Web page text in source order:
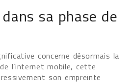
sa phase de
concerne désormais la
l’internet mobile, cette
son empreinte